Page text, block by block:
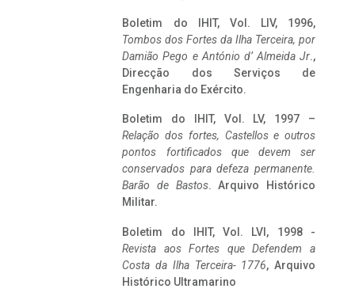
Boletim do IHIT, Vol. LIV, 1996,
Tombos dos Fortes da Ilha Terceira, por
Damião Pego e António d’ Almeida Jr.,
Direcção dos Serviços de
Engenharia do Exército.
Boletim do IHIT, Vol. LV, 1997 –
Relação dos fortes, Castellos e outros
pontos fortificados que devem ser
conservados para defeza permanente.
Barão de Bastos. Arquivo Histórico
Militar.
Boletim do IHIT, Vol. LVI, 1998 -
Revista aos Fortes que Defendem a
Costa da Ilha Terceira- 1776, Arquivo
Histórico Ultramarino